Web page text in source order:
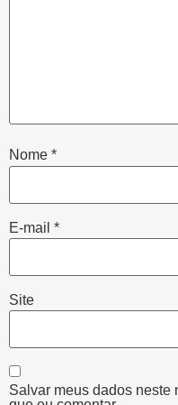
Nome *
E-mail *
Site
Salvar meus dados neste